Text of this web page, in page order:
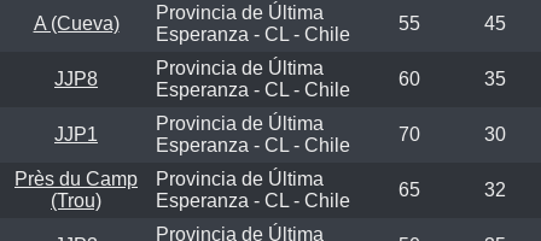
A (Cueva)
Provincia de Última
Esperanza - CL - Chile
55 45
JJP8
Provincia de Última
Esperanza - CL - Chile
60 35
JJP1
Provincia de Última
Esperanza - CL - Chile
70 30
Près du Camp
(Trou)
Provincia de Última
Esperanza - CL - Chile
65 32
Provincia de Última